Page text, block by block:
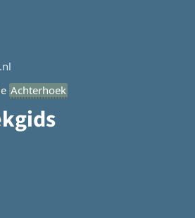
Achterhoek